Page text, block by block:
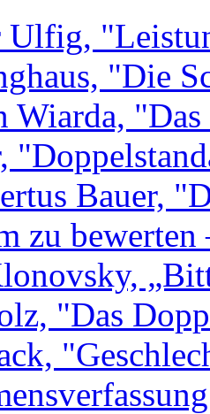
Ulfig,
"Die
Wiarda,
Bauer,
zu
"Das